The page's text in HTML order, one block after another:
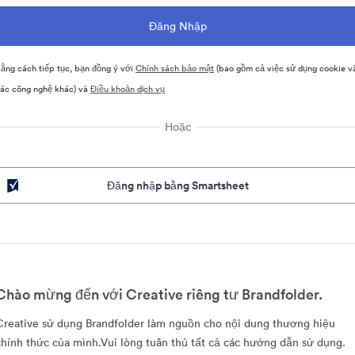
cách tiếp tục, bạn đồng ý với Chính sách bảo mật(bao gồm cả việc sử dụng cookie
công nghệ khác) và Điều khoản dịch vụ
Hoặc
Đăng nhập bằng Smartsheet
mừng đến với Creative riêng tư Brandfolder.
sử dụng Brandfolder làm nguồn cho nội dung thương hiệu
thức của mình.Vui lòng tuân thủ tất cả các hướng dẫn sử dụng.